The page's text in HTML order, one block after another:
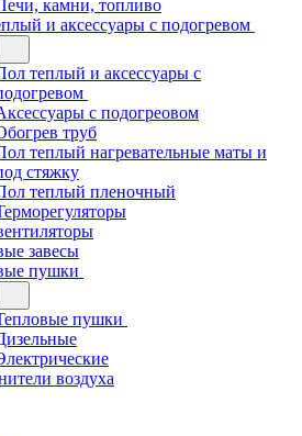
камни, топливо
и аксессуары с подогревом
теплый и аксессуары с
с подогреовом
труб
теплый нагревательные маты и
стяжку
теплый пленочный
завесы
пушки
пушки
воздуха